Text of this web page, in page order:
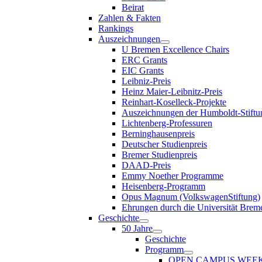
Beirat
Zahlen & Fakten
Rankings
Auszeichnungen
U Bremen Excellence Chairs
ERC Grants
EIC Grants
Leibniz-Preis
Heinz Maier-Leibnitz-Preis
Reinhart-Koselleck-Projekte
Auszeichnungen der Humboldt-
Lichtenberg-Professuren
Berninghausenpreis
Deutscher Studienpreis
Bremer Studienpreis
DAAD-Preis
Emmy Noether Programme
Heisenberg-Programm
Opus Magnum (VolkswagenStiftung)
Ehrungen durch die Universität
Geschichte
50 Jahre
Geschichte
Programm
OPEN CAMPUS